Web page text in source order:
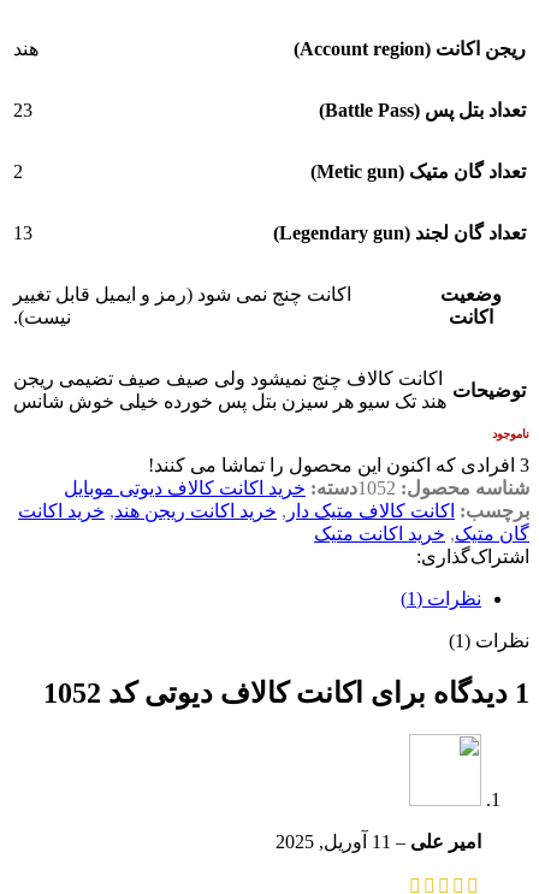
ریجن اکانت (Account region) هند
تعداد بتل پس (Battle Pass) 23
تعداد گان متیک (Metic gun) 2
تعداد گان لجند (Legendary gun) 13
وضعیت
اکانت
اکانت چنج نمی شود (رمز و ایمیل قابل تغییر
نیست).
توضیحات
اکانت کالاف چنج نمیشود ولی صیف صیف تضیمی ریجن
هند تک سیو هر سیزن بتل پس خورده خیلی خوش شانس
ناموجود
3 افرادی که اکنون این محصول را تماشا می کنند!
شناسه محصول: 1052دسته: خرید اکانت کالاف دیوتی موبایل
برچسب: اکانت کالاف متیک دار , خرید اکانت ریجن هند, خرید اکانت
گان متیک, خرید اکانت متیک
اشتراک‌گذاری:
نظرات (1)
نظرات (1)
1 دیدگاه برای اکانت کالاف دیوتی کد 1052
امیر علی – 11 آوریل, 2025